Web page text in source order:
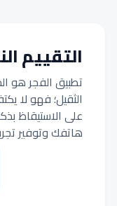
التقييم
تطبيق الفجر هو
الثقيل؛ فهو لا
على الاستيقاظ
هاتفك وتوفير